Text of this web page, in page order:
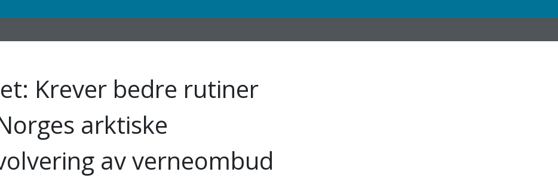
Krever bedre rutiner
arktiske
av verneombud